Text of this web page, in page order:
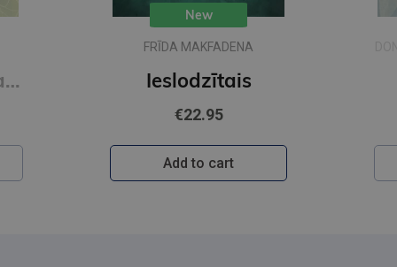
Zīda neceļi. Vakara romāns
New
FRĪDA MAKFADENA
Ieslodzītais
€22.95
Add to cart